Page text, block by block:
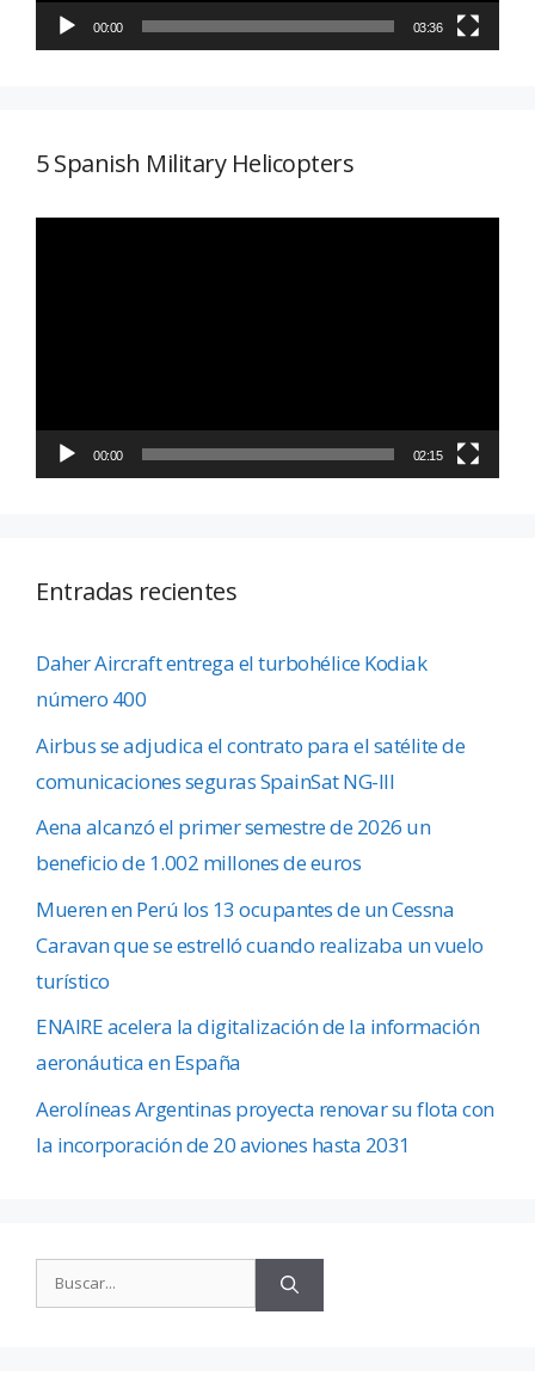
00:00 03:36
5 Spanish Military Helicopters
00:00 02:15
Entradas recientes
Daher Aircraft entrega el turbohélice Kodiak
número 400
Airbus se adjudica el contrato para el satélite de
comunicaciones seguras SpainSat NG-III
Aena alcanzó el primer semestre de 2026 un
beneficio de 1.002 millones de euros
Mueren en Perú los 13 ocupantes de un Cessna
Caravan que se estrelló cuando realizaba un vuelo
turístico
ENAIRE acelera la digitalización de la información
aeronáutica en España
Aerolíneas Argentinas proyecta renovar su flota con
la incorporación de 20 aviones hasta 2031